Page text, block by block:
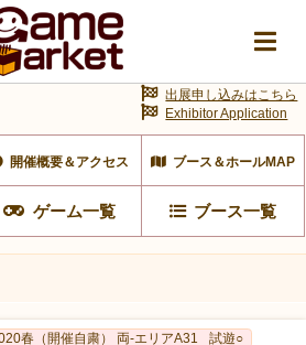
開催概要＆アクセス ブース＆ホールMAP
ゲーム一覧 ブース一覧
出展申し込みはこちら
Exhibitor Application
春（開催自粛） 両-エリアA31 試遊○